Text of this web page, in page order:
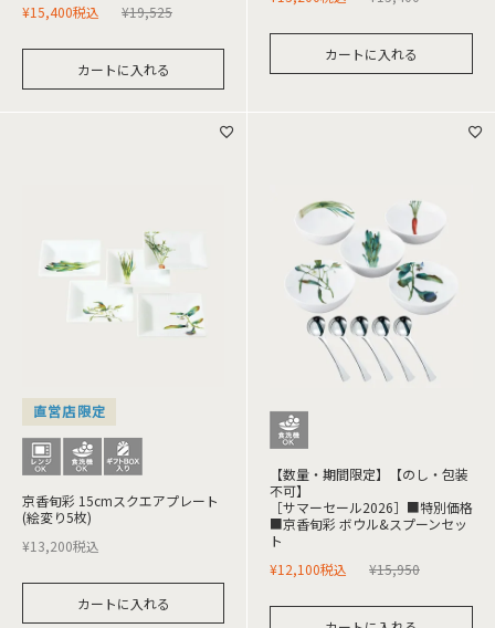
¥19,525
¥15,400税込
カートに入れる
カートに入れる
直営店限定
京香旬彩 15cmスクエアプレート
(絵変り5枚)
¥13,200税込
カートに入れる
【数量・期間限定】【のし・包装
不可】
［サマーセール2026］■特別価格
■京香旬彩 ボウル&スプーンセッ
ト
¥15,950
¥12,100税込